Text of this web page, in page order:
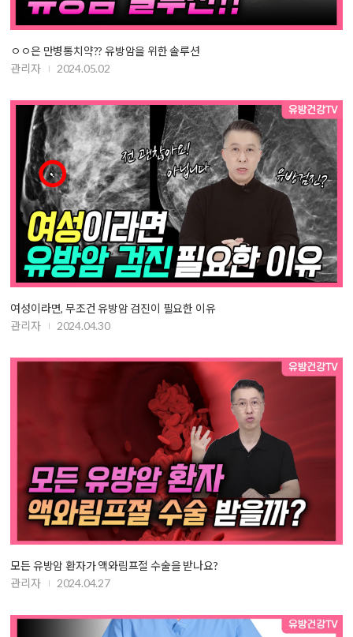
ㅇㅇ은 만병통치약?? 유방암을 위한 솔루션
관리자
2024.05.02
여성이라면, 무조건 유방암 검진이 필요한 이유
관리자
2024.04.30
모든 유방암 환자가 액와림프절 수술을 받나요?
관리자
2024.04.27